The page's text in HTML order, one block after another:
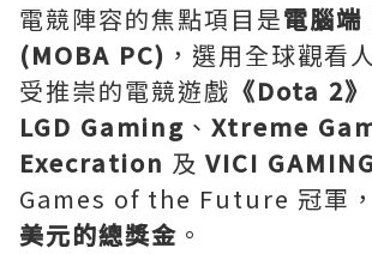
電競陣容的焦點項目是電腦端
(MOBA PC) ，選用全球觀看
受推崇的電競遊戲 《Dota 2》
LGD Gaming 、 Xtreme
Execration 及 VICI
Games of the Future 冠軍
美元的總獎金 。